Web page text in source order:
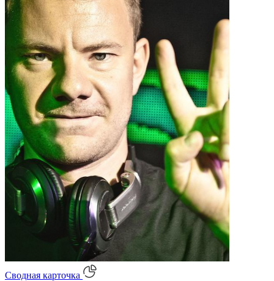
Сводная карточка